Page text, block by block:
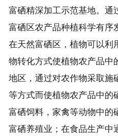
富硒精深加工示范基地。通
富硒区农产品种植科学有序
在天然富硒区，植物可以利
物转化方式使植物农产品中
地区，通过对农作物采取施
等方式而使植物农产品中的
富硒饲料，家禽等动物中的
富硒养殖业；在食品生产中